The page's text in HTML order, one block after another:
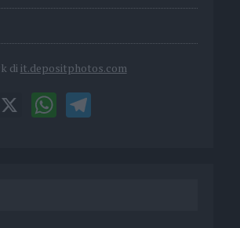
di it.depositphotos.com